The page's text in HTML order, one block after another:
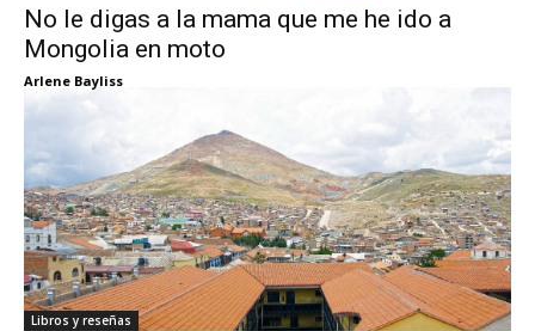
No le digas a la mama que me he ido a
Mongolia en moto
Arlene Bayliss
Libros y reseñas